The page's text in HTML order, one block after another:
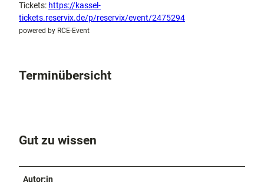
Tickets: https://kassel-
tickets.reservix.de/p/reservix/event/2475294
powered by RCE-Event
Terminübersicht
Gut zu wissen
Autor:in